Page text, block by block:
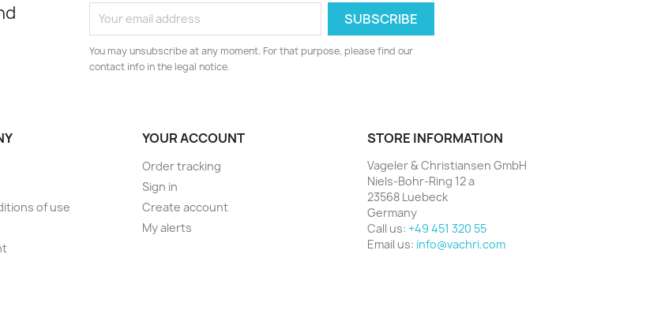
You may unsubscribe at any moment. For that purpose, please find our
contact info in the legal notice.
of use
YOUR ACCOUNT
Order tracking
Sign in
Create account
My alerts
STORE INFORMATION
Vageler & Christiansen GmbH
Niels-Bohr-Ring 12 a
23568 Luebeck
Germany
Call us: +49 451 320 55
Email us: info@vachri.com